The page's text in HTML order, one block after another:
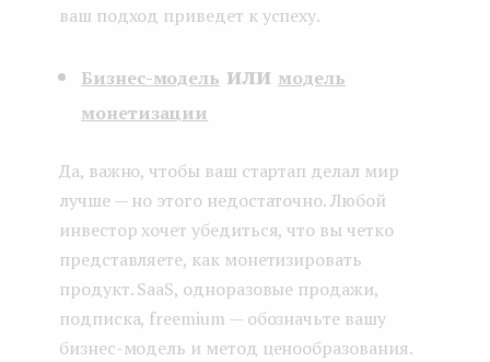
ваш подход приведет к успеху.
Бизнес-модель или модель
монетизации
Да, важно, чтобы ваш стартап делал мир
лучше — но этого недостаточно. Любой
инвестор хочет убедиться, что вы четко
представляете, как монетизировать
продукт. SaaS, одноразовые продажи,
подписка, freemium — обозначьте вашу
бизнес-модель и метод ценообразования.